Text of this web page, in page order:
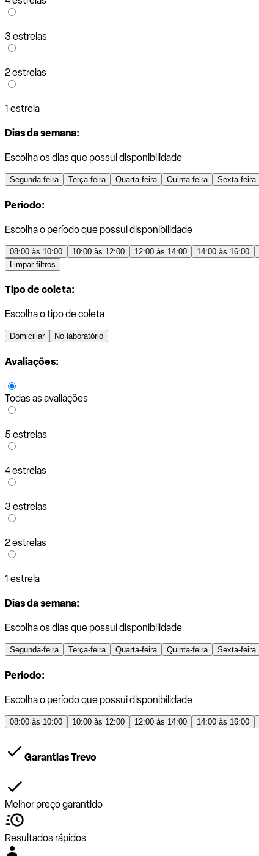
3 estrelas
2 estrelas
1 estrela
Dias da semana:
Escolha os dias que possui disponibilidade
Segunda-feira Terça-feira Quarta-feira Quinta-feira Sexta-feira
Período:
Escolha o período que possui disponibilidade
08:00 às 10:00 10:00 às 12:00 12:00 às 14:00 14:00 às 16:00
Limpar filtros
Tipo de coleta:
Escolha o tipo de coleta
Domiciliar No laboratório
Avaliações:
Todas as avaliações
5 estrelas
4 estrelas
3 estrelas
2 estrelas
1 estrela
Dias da semana:
Escolha os dias que possui disponibilidade
Segunda-feira Terça-feira Quarta-feira Quinta-feira Sexta-feira
Período:
Escolha o período que possui disponibilidade
08:00 às 10:00 10:00 às 12:00 12:00 às 14:00 14:00 às 16:00
Garantias Trevo
Melhor preço garantido
Resultados rápidos